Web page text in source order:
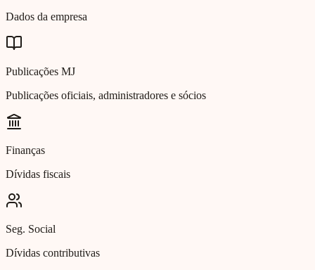
Dados da empresa
Publicações MJ
Publicações oficiais, administradores e sócios
Finanças
Dívidas fiscais
Seg. Social
Dívidas contributivas